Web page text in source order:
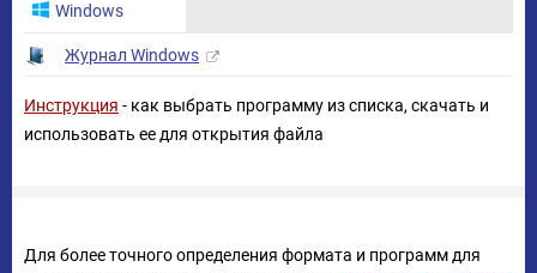
Windows
Журнал Windows
Инструкция - как выбрать программу из списка, скачать и
использовать ее для открытия файла
Для более точного определения формата и программ для